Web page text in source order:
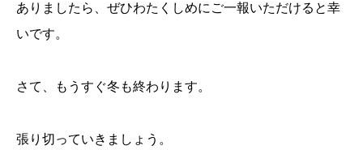
ありましたら、ぜひわたくしめにご一報いただけると幸
いです。
さて、もうすぐ冬も終わります。
張り切っていきましょう。